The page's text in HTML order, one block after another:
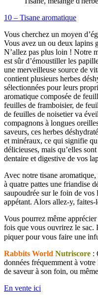
10 – Tisane aromatique
Vous cherchez un moyen
Vous avez un ou deux lapins
N’allez pas plus loin ! Notre
est sûr d’émoustiller les
une merveilleuse source de
contient plusieurs herbes
sélectionnées pour leurs
aromatique composée de
feuilles de framboisier, de
de feuilles de noisetier va
compagnons à longues
saveurs, ces herbes
et minéraux, ce qui signifie
délicieuses, mais qu’elles
dentaire et digestive de vos
Avec notre tisane
à quatre pattes une friandise
saupoudrée sur le foin de
appétant. Alors allez-y,
Vous pourrez même
fois que vous ouvrirez le sac.
piquer pour vous faire une
Rabbits World Nutriscore :
données fréquemment à
de saveur à son foin, ou
En vente ici